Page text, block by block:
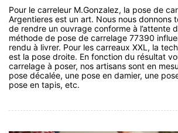
Pour le carreleur M.Gonzalez, la pose de
Argentieres est un art. Nous nous donnons
de rendre un ouvrage conforme à l’attente
méthode de pose de carrelage 77390
rendu à livrer. Pour les carreaux XXL, la
est la pose droite. En fonction du résultat
carrelage à poser, nos artisans sont en
pose décalée, une pose en damier, une
pose en tapis, etc.